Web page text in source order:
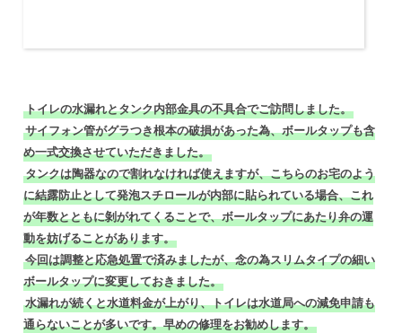
トイレの水漏れとタンク内部金具の不具合でご訪問しました。
サイフォン管がグラつき根本の破損があった為、ボールタップも含
め一式交換させていただきました。
タンクは陶器なので割れなければ使えますが、こちらのお宅のよう
に結露防止として発泡スチロールが内部に貼られている場合、これ
が年数とともに剝がれてくることで、ボールタップにあたり弁の運
動を妨げることがあります。
今回は調整と応急処置で済みましたが、念の為スリムタイプの細い
ボールタップに変更しておきました。
水漏れが続くと水道料金が上がり、トイレは水道局への減免申請も
通らないことが多いです。早めの修理をお勧めします。